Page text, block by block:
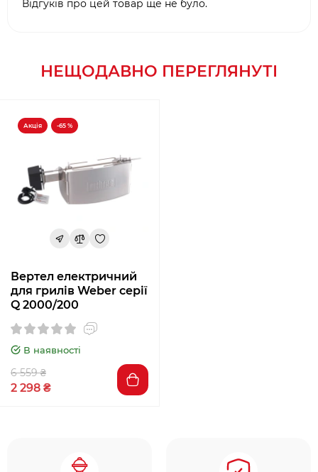
Відгуків про цей товар ще не було.
НЕЩОДАВНО ПЕРЕГЛЯНУТІ
Акція -65 %
Вертел електричний
для грилів Weber серії
Q 2000/200
В наявності
6 559 ₴
2 298 ₴